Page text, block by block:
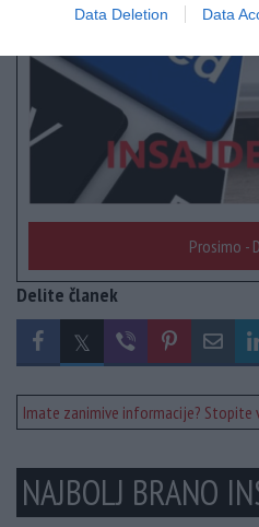
Data Deletion Data
Prosimo -
Delite članek
Imate zanimive informacije? Stopite
NAJBOLJ BRANO